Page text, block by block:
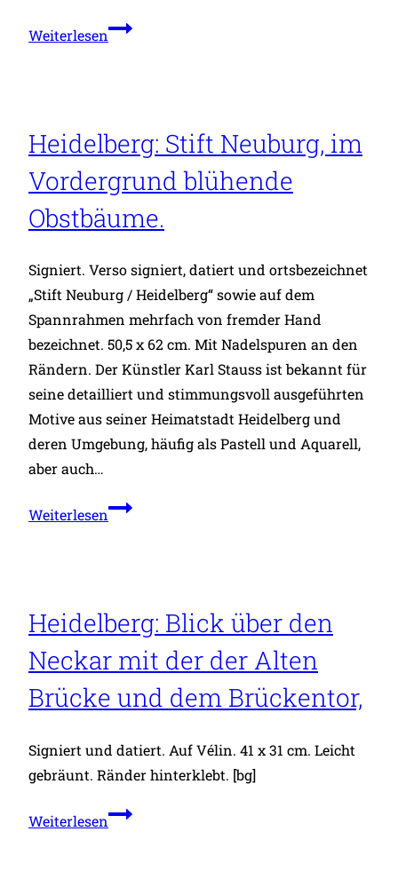
WeiterlesenCompostion.
Heidelberg: Stift Neuburg, im
Vordergrund blühende
Obstbäume.
Signiert. Verso signiert, datiert und ortsbezeichnet
„Stift Neuburg / Heidelberg“ sowie auf dem
Spannrahmen mehrfach von fremder Hand
bezeichnet. 50,5 x 62 cm. Mit Nadelspuren an den
Rändern. Der Künstler Karl Stauss ist bekannt für
seine detailliert und stimmungsvoll ausgeführten
Motive aus seiner Heimatstadt Heidelberg und
deren Umgebung, häufig als Pastell und Aquarell,
aber auch…
WeiterlesenHeidelberg:
blühende
Obstbäume.
Heidelberg: Blick über den
Neckar mit der der Alten
Brücke und dem Brückentor,
Signiert und datiert. Auf Vélin. 41 x 31 cm. Leicht
gebräunt. Ränder hinterklebt. [bg]
WeiterlesenHeidelberg: